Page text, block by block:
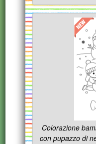
Colorazione
con pupazzo di